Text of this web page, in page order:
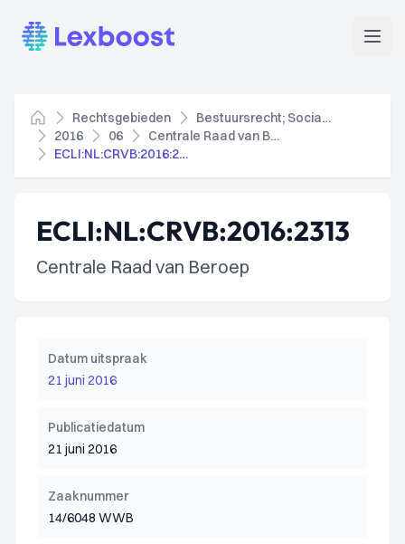
Lexboost
Home
Rechtsgebieden
Bestuursrecht; Socialezekerheidsrecht
2016
06
Centrale Raad van Beroep
ECLI:NL:CRVB:2016:2313
ECLI:NL:CRVB:2016:2313
Centrale Raad van Beroep
Datum uitspraak
21 juni 2016
Publicatiedatum
21 juni 2016
Zaaknummer
14/6048 WWB